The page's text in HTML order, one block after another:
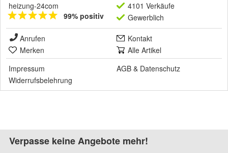
heizung-24com
99% positiv
4101 Verkäufe
Gewerblich
Anrufen
Kontakt
Merken
Alle Artikel
Impressum
AGB & Datenschutz
Widerrufsbelehrung
Verpasse keine Angebote mehr!